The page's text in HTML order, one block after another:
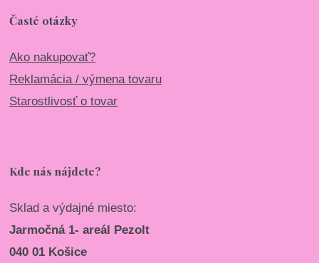
Časté otázky
Ako nakupovať?
Reklamácia / výmena tovaru
Starostlivosť o tovar
Kde nás nájdete?
Sklad a výdajné miesto:
Jarmočná 1- areál Pezolt
040 01 Košice